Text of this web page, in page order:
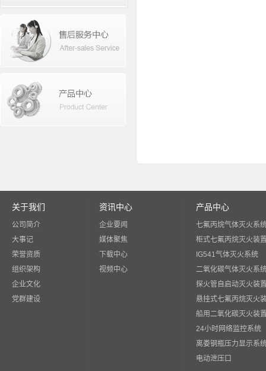
关于我们
公司简介
大事记
荣誉资质
组织架构
企业文化
党群建设
资讯中心
企业要闻
媒体聚焦
下载中心
视频中心
产品中心
七氟丙烷气体灭火系
柜式七氟丙烷灭火装
IG541气体灭火系统
二氧化碳气体灭火系
探火管自启动灭火装
悬挂式七氟丙烷灭火
船用二氧化碳灭火装
24小时网络监控系统
离娄钢瓶压力显示系
电动泄压口